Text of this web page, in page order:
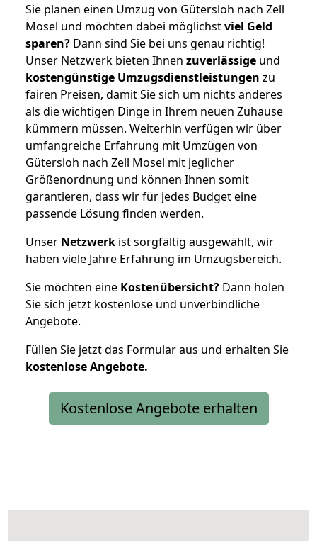
Sie planen einen Umzug von Gütersloh nach Zell
Mosel und möchten dabei möglichstviel Geld
sparen? Dann sind Sie bei uns genau richtig!
Unser Netzwerk bieten Ihnen zuverlässige und
kostengünstige Umzugsdienstleistungen zu
fairen Preisen, damit Sie sich um nichts anderes
als die wichtigen Dinge in Ihrem neuen Zuhause
kümmern müssen. Weiterhin verfügen wir über
umfangreiche Erfahrung mit Umzügen von
Gütersloh nach Zell Mosel mit jeglicher
Größenordnung und können Ihnen somit
garantieren, dass wir für jedes Budget eine
passende Lösung finden werden.
Unser Netzwerk ist sorgfältig ausgewählt, wir
haben viele Jahre Erfahrung im Umzugsbereich.
Sie möchten eine Kostenübersicht? Dann holen
Sie sich jetzt kostenlose und unverbindliche
Angebote.
Füllen Sie jetzt das Formular aus und erhalten Sie
kostenloseAngebote.
Kostenlose Angebote erhalten